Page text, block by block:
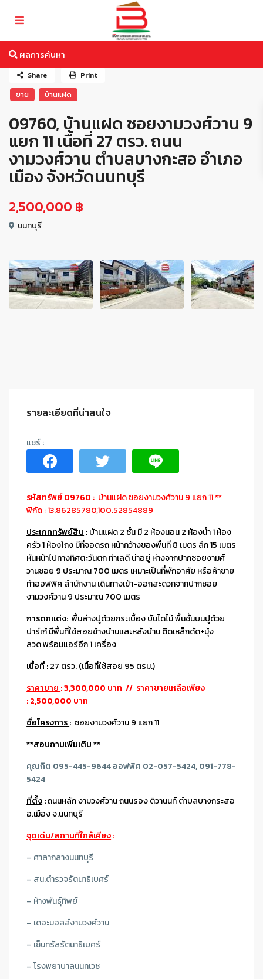
ผลการค้นหา
ขาย บ้านแฝด
09760, บ้านแฝด ซอยงามวงศ์วาน 9
แยก 11 เนื้อที่ 27 ตรว. ถนน
งามวงศ์วาน ตำบลบางกะสอ อำเภอ
เมือง จังหวัดนนทบุรี
2,500,000 ฿
นนทบุรี
Share Print
รายละเอียดที่น่าสนใจ
รหัสทรัพย์ 09760 : บ้านแฝด ซอยงามวงศ์วาน 9 แยก 11 **
พิกัด : 13.86285780,100.52854889
ประเภททรัพย์สิน :บ้านแฝด 2 ชั้น มี 2 ห้องนอน 2 ห้องน้ำ 1 ห้อง
ครัว 1 ห้องโถง มีที่จอดรถ หน้ากว้างของพื้นที่ 8 เมตร ลึก 15 เมตร
หันหน้าไปทางทิศตะวันตก ทำเลดี น่าอยู่ ห่างจากปากซอยงามศ์
วานซอย 9 ประมาณ 700 เมตร เหมาะเป็นที่พักอาศัย หรือค้าขาย
ทำออฟฟิศ สำนักงาน เดินทางเข้า-ออกสะดวกจากปากซอย
งามวงศ์วาน 9 ประมาณ 700 เมตร
การตกแต่ง: พื้นล่างปูด้วยกระเบื้อง บันไดไม้ พื้นชั้นบนปูด้วย
ปาร์เก้ มีพื้นที่ใช้สอยข้างบ้านและหลังบ้าน ติดเหล็กดัด+มุ้ง
ลวด พร้อมแอร์อีก 1 เครื่อง
เนื้อที่:27 ตรว. (เนื้อที่ใช้สอย 95 ตรม.)
ราคาขาย :3,300,000บาท // ราคาขายเหลือเพียง
: 2,500,000 บาท
ชื่อโครงการ: ซอยงามวงศ์วาน 9 แยก 11
**สอบถามเพิ่มเติม**
คุณกิต 095-445-9644 ออฟฟิศ 02-057-5424, 091-778-
5424
ที่ตั้ง:ถนนหลัก งามวงศ์วาน ถนนรอง ติวานนท์ ตำบลบางกระสอ
อ.เมือง จ.นนทบุรี
จุดเด่น/สถานที่ใกล้เคียง:
– ศาลากลางนนทบุรี
– สน.ตำรวจรัตนาธิเบศร์
– ห้างพันธุ์ทิพย์
– เดอะมอลล์งามวงศ์วาน
– เซ็นทรัลรัตนาธิเบศร์
– โรงพยาบาลนนทเวช